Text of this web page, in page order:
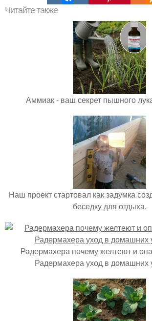
Читайте также
Аммиак - ваш секрет пышного
Наш проект стартовал как задумка
беседку для отдыха.
Радермахера почему желтеют и
Радермахера уход в домашних